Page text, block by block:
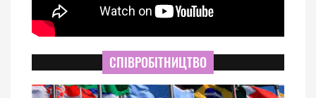
СПІВРОБІТНИЦТВО